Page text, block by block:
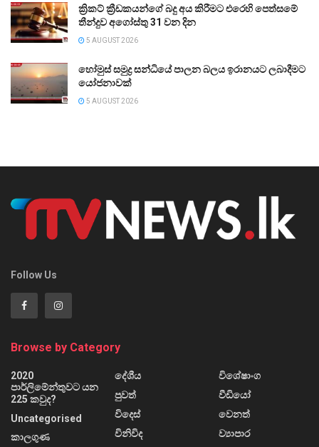
ක්‍රිකට් ක්‍රීඩකයන්ගේ බදු අය කිරීමට එරෙහි පෙත්සමේ
තීන්දුව අගෝස්තු 31 වන දින
5 AUGUST 2026
හෝමුස් සමුද්‍ර සන්ධියේ පාලන බලය ඉරානයට ලබාදීමට
යෝජනාවක්
5 AUGUST 2026
Follow Us
Browse by Category
2020
පාර්ලිමේන්තුවට යන
225 කවුද?
Uncategorised
කාලගුණ
දේශීය
පුවත්
විදෙස්
විනිවිද
විශේෂාංග
වීඩියෝ
වෙනත්
ව්‍යාපාර